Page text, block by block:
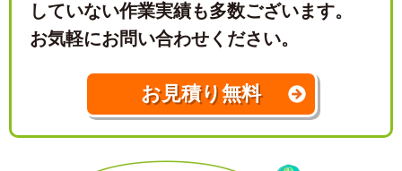
していない作業実績も多数ございます。
お気軽にお問い合わせください。
お見積り無料